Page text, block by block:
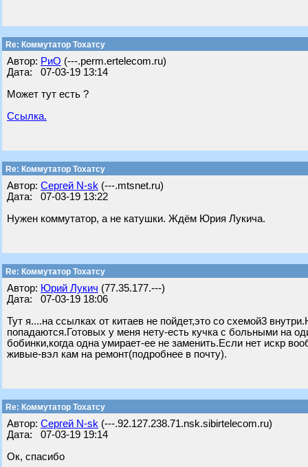
Re: Коммутатор Тохатсу
Автор: РиО (---.perm.ertelecom.ru)
Дата: 07-03-19 13:14
Может тут есть ?
Ссылка.
Re: Коммутатор Тохатсу
Автор: Сергей N-sk (---.mtsnet.ru)
Дата: 07-03-19 13:22
Нужен коммутатор, а не катушки. Ждём Юрия Лукича.
Re: Коммутатор Тохатсу
Автор: Юрий Лукич (77.35.177.---)
Дата: 07-03-19 18:06
Тут я....на ссылках от китаев не пойдет,это со схемой3
попадаются.Готовых у меня нету-есть кучка с больными на
бобинки,когда одна умирает-ее не заменить.Если нет искр
живые-вэл кам на ремонт(подробнее в почту).
Re: Коммутатор Тохатсу
Автор: Сергей N-sk (---.92.127.238.71.nsk.sibirtelecom.ru)
Дата: 07-03-19 19:14
Ок, спасибо